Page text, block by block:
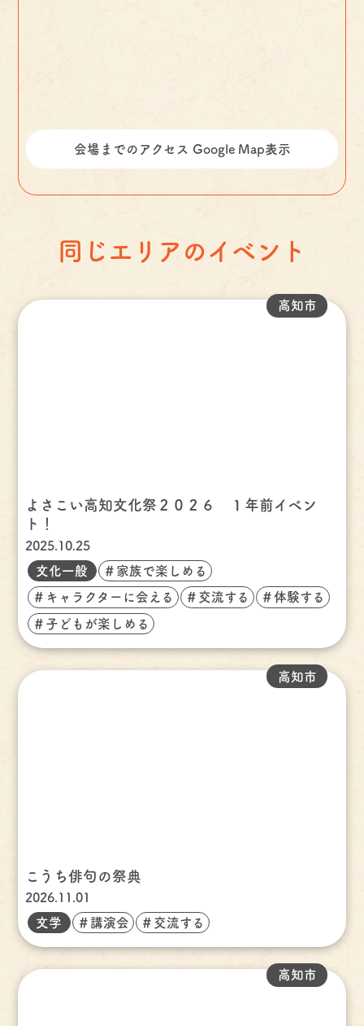
会場までのアクセス Google Map表示
同じエリアのイベント
よさこい高知文化祭２０２６ １年前イベン
ト！
2025.10.25
高知市
文化一般 ＃家族で楽しめる
＃キャラクターに会える ＃交流する ＃体験する
＃子どもが楽しめる
こうち俳句の祭典
2026.11.01
高知市
文学 ＃講演会 ＃交流する
高知市